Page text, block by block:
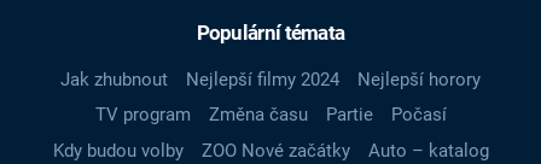
Populární témata
Jak zhubnout Nejlepší filmy 2024
Nejlepší horory
TV program
Změna času Partie
Počasí
Kdy budou volby
ZOO Nové začátky
Auto – katalog